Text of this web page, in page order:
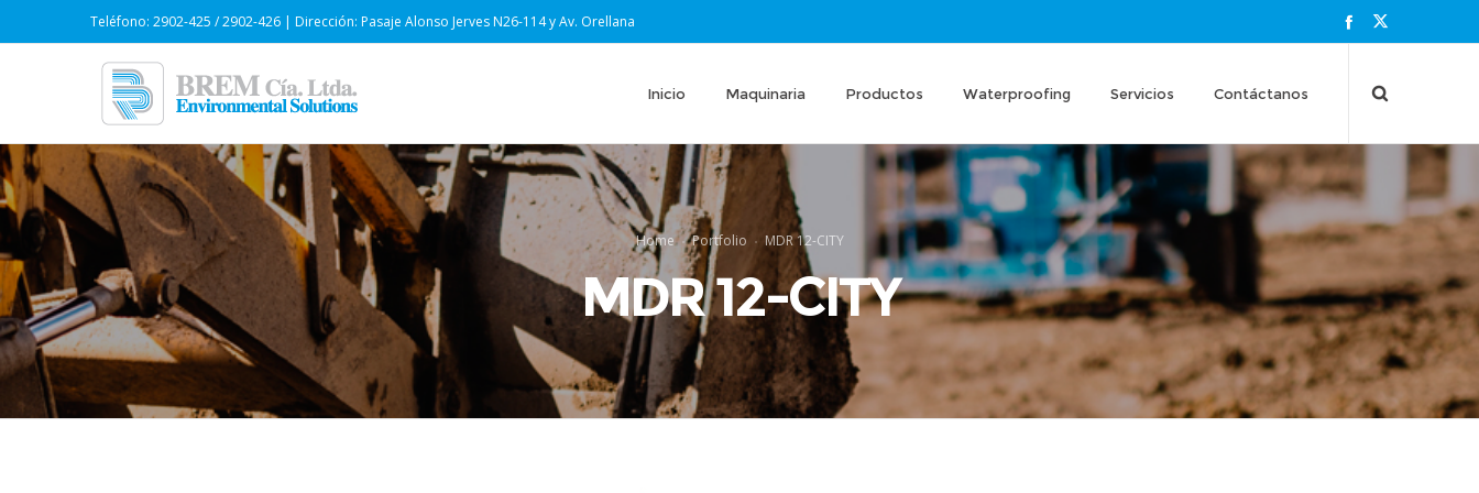
Teléfono: 2902-425 / 2902-426 | Dirección: Pasaje Alonso Jerves N26-114 y Av. Orellana
Inicio Maquinaria Productos Waterproofing Servicios Contáctanos
Home Portfolio MDR 12-CITY
MDR 12-CITY